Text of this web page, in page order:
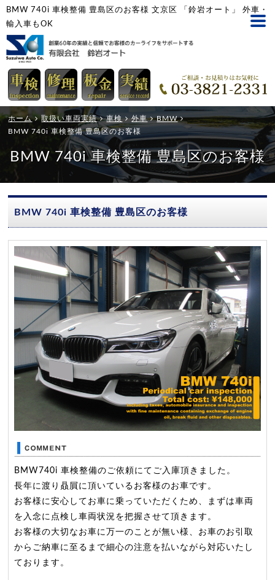
BMW 740i 車検整備 豊島区のお客様 文京区 「鈴岩オート」 外車・
輸入車もOK
ホーム 取扱い車両実績 車検 外車
BMW
BMW 740i 車検整備 豊島区のお客様
BMW 740i 車検整備 豊島区のお客様
BMW 740i 車検整備 豊島区のお客様
BMW740i 車検整備のご依頼にてご入庫頂きました。
長年に渡り贔屓に頂いているお客様のお車です。
お客様に安心してお車に乗っていただくため、まずは車両
を入念に点検し車両状況を把握させて頂きます。
お客様の大切なお車に万一のことが無い様、お車のお引取
からご納車に至るまで細心の注意を払いながら対応いたし
ております。